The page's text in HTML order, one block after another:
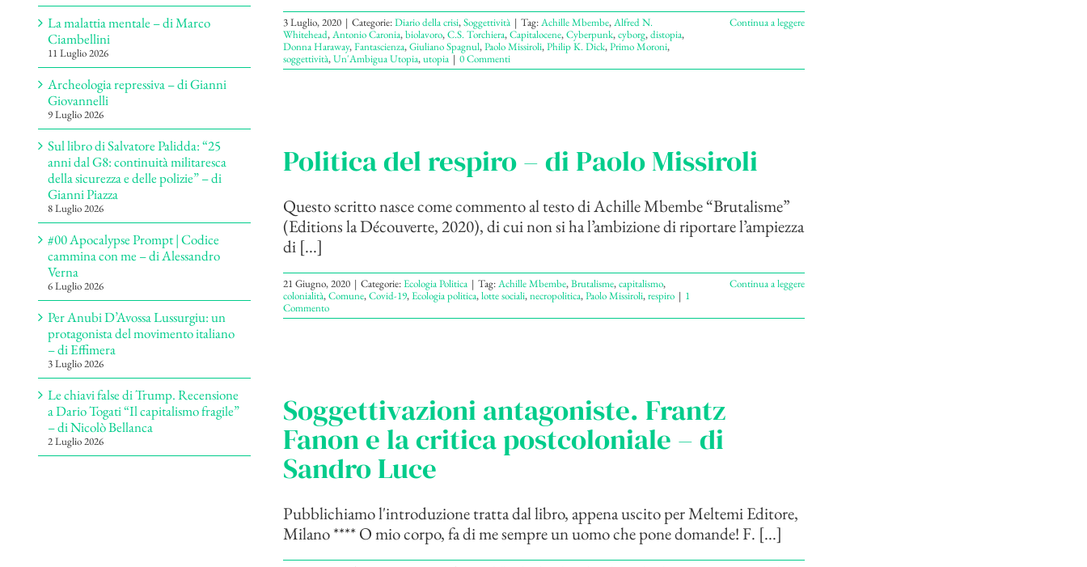
3 Luglio, 2020 | Categorie:Diario della crisi,Soggettività | Tag:Achille Mbembe,Alfred N.
Whitehead,Antonio Caronia,biolavoro,C.S. Torchiera,Capitalocene,Cyberpunk,cyborg,distopia,
Donna Haraway,Fantascienza,Giuliano Spagnul,Paolo Missiroli,Philip K. Dick,Primo Moroni,
soggettività,Un'Ambigua Utopia,utopia | 0 Commenti
Continua a leggere
Politica del respiro – di Paolo Missiroli
Questo scritto nasce come commento al testo di Achille Mbembe “Brutalisme”
(Editions la Découverte, 2020), di cui non si ha l’ambizione di riportare l’ampiezza
di [...]
21 Giugno, 2020 | Categorie:Ecologia Politica | Tag:Achille Mbembe,Brutalisme,capitalismo,
colonialità,Comune,Covid-19,Ecologia politica,lotte sociali,necropolitica,Paolo Missiroli,respiro | 1
Commento
Continua a leggere
Soggettivazioni antagoniste. Frantz
Fanon e la critica postcoloniale – di
Sandro Luce
Pubblichiamo l'introduzione tratta dal libro, appena uscito per Meltemi Editore,
Milano **** O mio corpo, fa di me sempre un uomo che pone domande! F. [...]
La malattia mentale – di Marco
Ciambellini
11 Luglio 2026
Archeologia repressiva – di Gianni
Giovannelli
9 Luglio 2026
Sul libro di Salvatore Palidda: “25
anni dal G8: continuità militaresca
della sicurezza e delle polizie” – di
Gianni Piazza
8 Luglio 2026
#00 Apocalypse Prompt | Codice
cammina con me – di Alessandro
Verna
6 Luglio 2026
Per Anubi D’Avossa Lussurgiu: un
protagonista del movimento italiano
– di Effimera
3 Luglio 2026
Le chiavi false di Trump. Recensione
a Dario Togati “Il capitalismo fragile”
– di Nicolò Bellanca
2 Luglio 2026